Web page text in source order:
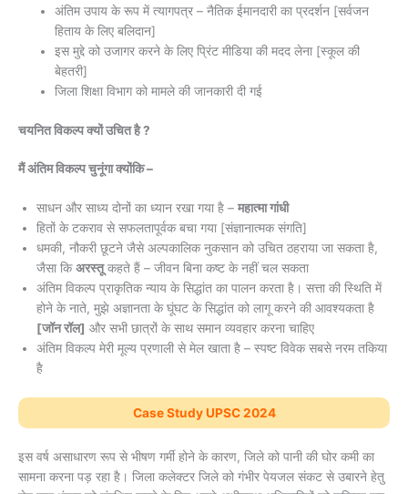
अंतिम उपाय के रूप में त्यागपत्र – नैतिक ईमानदारी का प्रदर्शन [सर्वजन
हिताय के लिए बलिदान]
इस मुद्दे को उजागर करने के लिए प्रिंट मीडिया की मदद लेना [स्कूल की
बेहतरी]
जिला शिक्षा विभाग को मामले की जानकारी दी गई
चयनित विकल्प क्यों उचित है ?
मैं अंतिम विकल्प चुनूंगा क्योंकि –
साधन और साध्य दोनों का ध्यान रखा गया है – महात्मा गांधी
हितों के टकराव से सफलतापूर्वक बचा गया [संज्ञानात्मक संगति]
धमकी, नौकरी छूटने जैसे अल्पकालिक नुकसान को उचित ठहराया जा सकता है,
जैसा किअरस्तूकहते हैं – जीवन बिना कष्ट के नहीं चल सकता
अंतिम विकल्प प्राकृतिक न्याय के सिद्धांत का पालन करता है। सत्ता की स्थिति में
होने के नाते, मुझे अज्ञानता के घूंघट के सिद्धांत को लागू करने की आवश्यकता है
[जॉन रॉल] और सभी छात्रों के साथ समान व्यवहार करना चाहिए
अंतिम विकल्प मेरी मूल्य प्रणाली से मेल खाता है – स्पष्ट विवेक सबसे नरम तकिया
है
Case Study UPSC 2024
इस वर्ष असाधारण रूप से भीषण गर्मी होने के कारण, जिले को पानी की घोर कमी का
सामना करना पड़ रहा है। जिला कलेक्टर जिले को गंभीर पेयजल संकट से उबारने हेतु